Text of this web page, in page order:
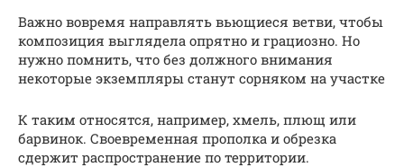
Важно вовремя направлять вьющиеся ветви, чтобы
композиция выглядела опрятно и грациозно. Но
нужно помнить, что без должного внимания
некоторые экземпляры станут сорняком на участке
К таким относятся, например, хмель, плющ или
барвинок. Своевременная прополка и обрезка
сдержит распространение по территории.